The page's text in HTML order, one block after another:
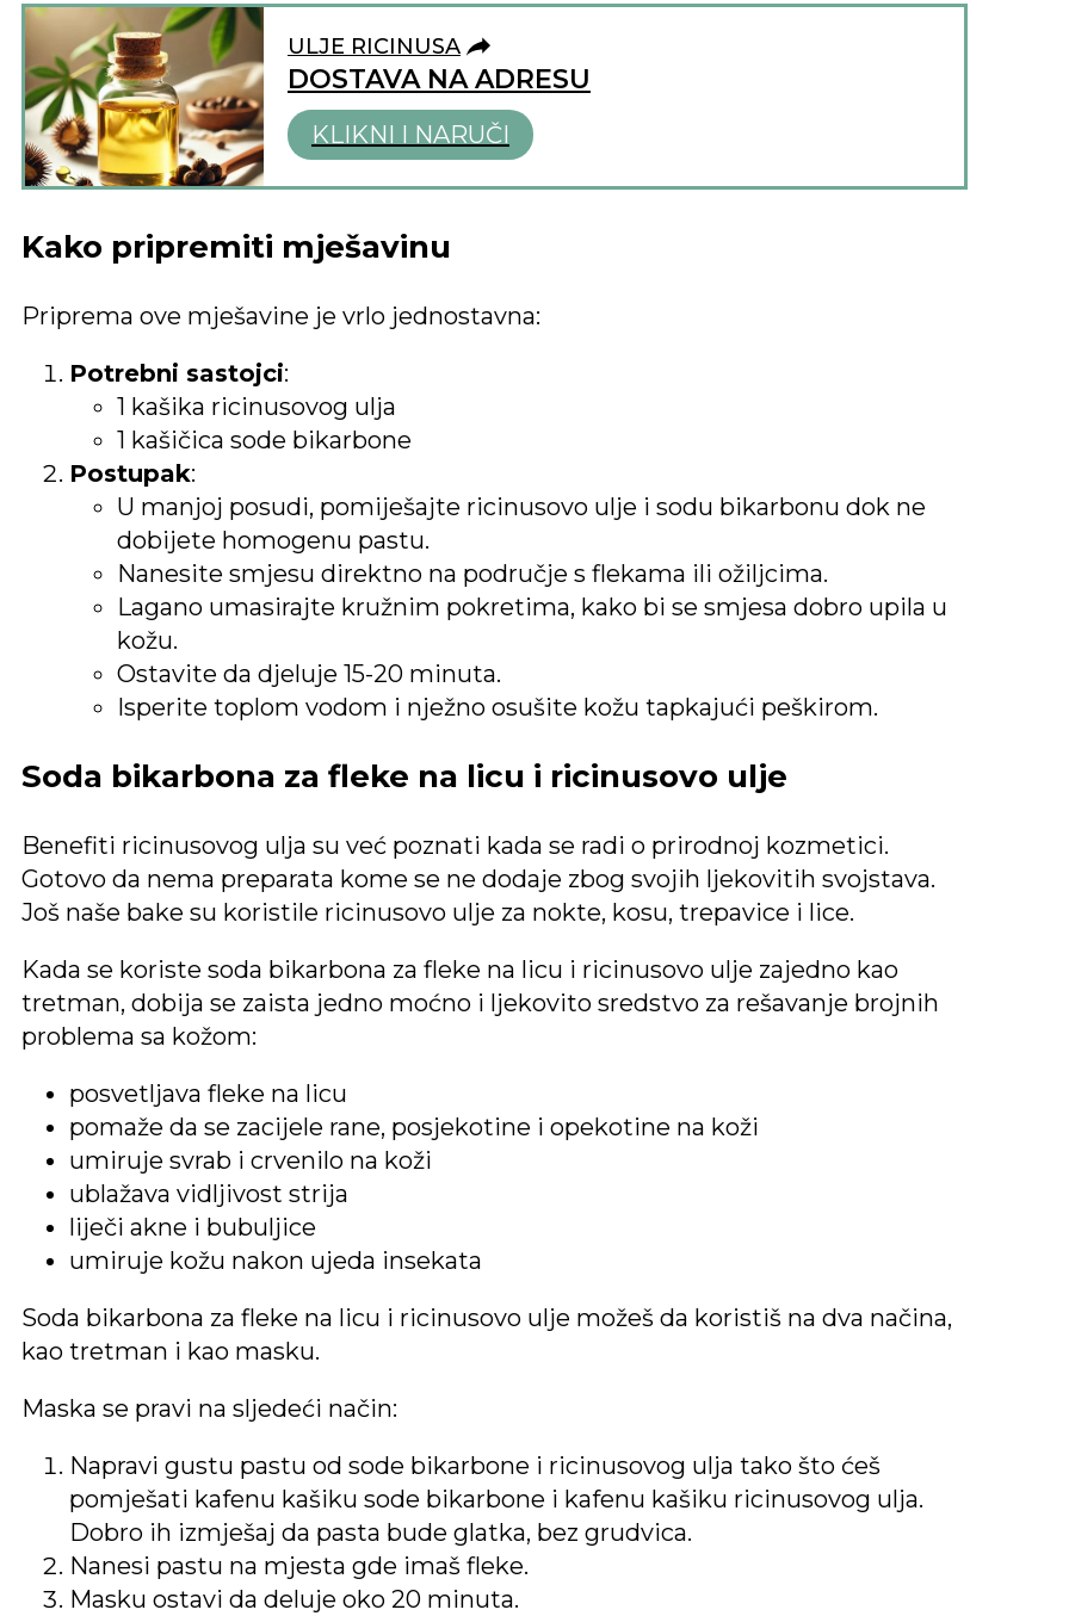
ULJE RICINUSA
DOSTAVA NA ADRESU
KLIKNI I NARUČI
Kako pripremiti mješavinu
Priprema ove mješavine je vrlo jednostavna:
Potrebni sastojci:
1 kašika ricinusovog ulja
1 kašičica sode bikarbone
Postupak:
U manjoj posudi, pomiješajte ricinusovo ulje i sodu bikarbonu dok ne
dobijete homogenu pastu.
Nanesite smjesu direktno na područje s flekama ili ožiljcima.
Lagano umasirajte kružnim pokretima, kako bi se smjesa dobro upila u
kožu.
Ostavite da djeluje 15-20 minuta.
Isperite toplom vodom i nježno osušite kožu tapkajući peškirom.
Soda bikarbona za fleke na licu i ricinusovo ulje
Benefiti ricinusovog ulja su već poznati kada se radi o prirodnoj kozmetici.
Gotovo da nema preparata kome se ne dodaje zbog svojih ljekovitih svojstava.
Još naše bake su koristile ricinusovo ulje za nokte, kosu, trepavice i lice.
Kada se koriste soda bikarbona za fleke na licu i ricinusovo ulje zajedno kao
tretman, dobija se zaista jedno moćno i ljekovito sredstvo za rešavanje brojnih
problema sa kožom:
posvetljava fleke na licu
pomaže da se zacijele rane, posjekotine i opekotine na koži
umiruje svrab i crvenilo na koži
ublažava vidljivost strija
liječi akne i bubuljice
umiruje kožu nakon ujeda insekata
Soda bikarbona za fleke na licu i ricinusovo ulje možeš da koristiš na dva načina,
kao tretman i kao masku.
Maska se pravi na sljedeći način:
Napravi gustu pastu od sode bikarbone i ricinusovog ulja tako što ćeš
pomješati kafenu kašiku sode bikarbone i kafenu kašiku ricinusovog ulja.
Dobro ih izmješaj da pasta bude glatka, bez grudvica.
Nanesi pastu na mjesta gde imaš fleke.
Masku ostavi da deluje oko 20 minuta.